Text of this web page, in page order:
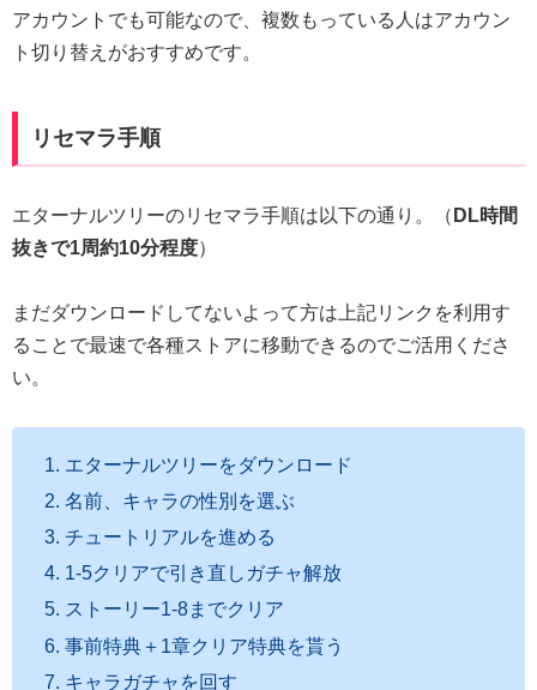
アカウントでも可能なので、複数もっている人はアカウン
ト切り替えがおすすめです。
リセマラ手順
エターナルツリーのリセマラ手順は以下の通り。（ DL時間
抜きで1周約10分程度）
まだダウンロードしてないよって方は上記リンクを利用す
ることで最速で各種ストアに移動できるのでご活用くださ
い。
エターナルツリーをダウンロード
名前、キャラの性別を選ぶ
チュートリアルを進める
1-5クリアで引き直しガチャ解放
ストーリー1-8までクリア
事前特典＋1章クリア特典を貰う
キャラガチャを回す